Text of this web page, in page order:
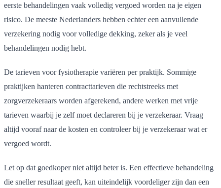
eerste behandelingen vaak volledig vergoed worden na je eigen
risico. De meeste Nederlanders hebben echter een aanvullende
verzekering nodig voor volledige dekking, zeker als je veel
behandelingen nodig hebt.
De tarieven voor fysiotherapie variëren per praktijk. Sommige
praktijken hanteren contracttarieven die rechtstreeks met
zorgverzekeraars worden afgerekend, andere werken met vrije
tarieven waarbij je zelf moet declareren bij je verzekeraar. Vraag
altijd vooraf naar de kosten en controleer bij je verzekeraar wat er
vergoed wordt.
Let op dat goedkoper niet altijd beter is. Een effectieve behandeling
die sneller resultaat geeft, kan uiteindelijk voordeliger zijn dan een